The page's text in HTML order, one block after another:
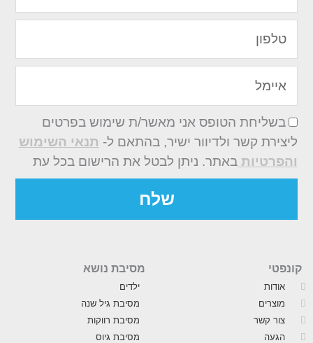
בשליחת הטופס אני מאשר/ת שימוש בפרטים
ליצירת קשר ולדיוור ישיר, בהתאם ל- תנאי השימוש
והפרטיותבאתר. ניתן לבטל את הרישום בכל עת
שלח
קונפטי
אודות
מוצרים
צור קשר
הגעה
מסיבת נושא
ילדים
מסיבת גיל שנה
מסיבת רווקות
מסיבת גיוס